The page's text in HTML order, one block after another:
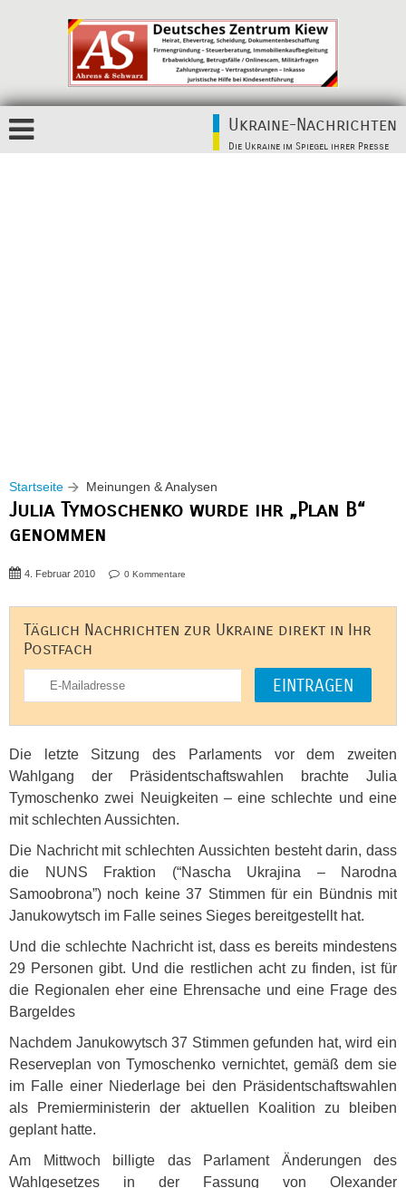
Ukraine-Nachrichten
Die Ukraine im Spiegel ihrer Presse
Startseite Meinungen & Analysen
Julia Tymoschenko wurde ihr „Plan B“
genommen
4. Februar 2010 0 Kommentare
Täglich Nachrichten zur Ukraine direkt in Ihr
Postfach
Die letzte Sitzung des Parlaments vor dem zweiten
Wahlgang der Präsidentschaftswahlen brachte Julia
Tymoschenko zwei Neuigkeiten – eine schlechte und eine
mit schlechten Aussichten.
Die Nachricht mit schlechten Aussichten besteht darin, dass
die
NUNS Fraktion (“Nascha Ukrajina – Narodna
Samoobrona”) noch keine 37 Stimmen für ein Bündnis mit
Janukowytsch im Falle seines Sieges bereitgestellt hat.
Und die schlechte Nachricht ist, dass es bereits mindestens
29 Personen gibt. Und die restlichen acht zu finden, ist für
die Regionalen eher eine Ehrensache und eine Frage des
Bargeldes
Nachdem Janukowytsch 37 Stimmen gefunden hat, wird ein
Reserveplan von Tymoschenko vernichtet, gemäß dem sie
im Falle einer Niederlage bei den Präsidentschaftswahlen
als Premierministerin der aktuellen Koalition zu bleiben
geplant hatte.
Am Mittwoch billigte das Parlament Änderungen des
Wahlgesetzes in der Fassung von Olexander